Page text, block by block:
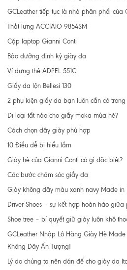
GCLeather tiếp tục là nhà phân phối của
Thắt lưng ACCIAIO 9854SM
Cặp laptop Gianni Conti
Bảo dưỡng định kỳ giày da
Ví đựng thẻ ADPEL 551C
Giầy da lộn Bellesi 130
2 phụ kiện giầy da bạn luôn cần có trong
Đi loại tất nào cho giầy moka mùa hè?
Cách chọn dây giày phù hợp
10 Điều dễ bị hiểu lầm
Giày hè của Gianni Conti có gì đặc biệt?
Các bước chăm sóc giầy da
Giày không dây màu xanh navy Made in
Driver Shoes – sự kết hợp hoàn hảo
Shoe tree – bí quyết giữ giày luôn khô
GCLeather Nhập Lô Hàng Giày Hè
Không Dây Ấn Tượng!
Lý do chúng ta nên dán đế cho giày da